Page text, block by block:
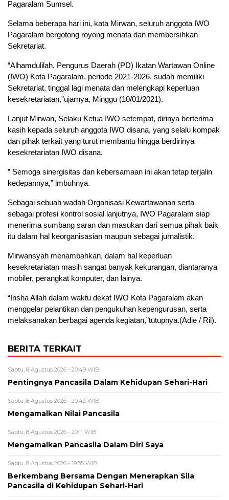
Pagaralam Sumsel.
Selama beberapa hari ini, kata Mirwan, seluruh anggota IWO
Pagaralam bergotong royong menata dan membersihkan
Sekretariat.
“Alhamdulilah, Pengurus Daerah (PD) Ikatan Wartawan Online
(IWO) Kota Pagaralam, periode 2021-2026. sudah memiliki
Sekretariat, tinggal lagi menata dan melengkapi keperluan
kesekretariatan,”ujarnya, Minggu (10/01/2021).
Lanjut Mirwan, Selaku Ketua IWO setempat, dirinya berterima
kasih kepada seluruh anggota IWO disana, yang selalu kompak
dan pihak terkait yang turut membantu hingga berdirinya
kesekretariatan IWO disana.
” Semoga sinergisitas dan kebersamaan ini akan tetap terjalin
kedepannya,” imbuhnya.
Sebagai sebuah wadah Organisasi Kewartawanan serta
sebagai profesi kontrol sosial lanjutnya, IWO Pagaralam siap
menerima sumbang saran dan masukan dari semua pihak baik
itu dalam hal keorganisasian maupun sebagai jurnalistik.
Mirwansyah menambahkan, dalam hal keperluan
kesekretariatan masih sangat banyak kekurangan, diantaranya
mobiler, perangkat komputer, dan lainya.
“Insha Allah dalam waktu dekat IWO Kota Pagaralam akan
menggelar pelantikan dan pengukuhan kepengurusan, serta
melaksanakan berbagai agenda kegiatan,”tutupnya.(Adie / Ril).
BERITA TERKAIT
Sabtu, 8 Agustus 2026 - 20:49 WIB
Pentingnya Pancasila Dalam Kehidupan Sehari-Hari
Sabtu, 8 Agustus 2026 - 20:42 WIB
Mengamalkan Nilai Pancasila
Sabtu, 8 Agustus 2026 - 20:11 WIB
Mengamalkan Pancasila Dalam Diri Saya
Sabtu, 8 Agustus 2026 - 19:35 WIB
Berkembang Bersama Dengan Menerapkan Sila
Pancasila di Kehidupan Sehari-Hari